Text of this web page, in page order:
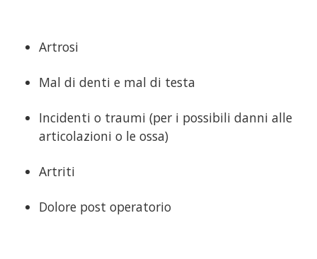
Artrosi
Mal di denti e mal di testa
Incidenti o traumi (per i possibili danni alle
articolazioni o le ossa)
Artriti
Dolore post operatorio